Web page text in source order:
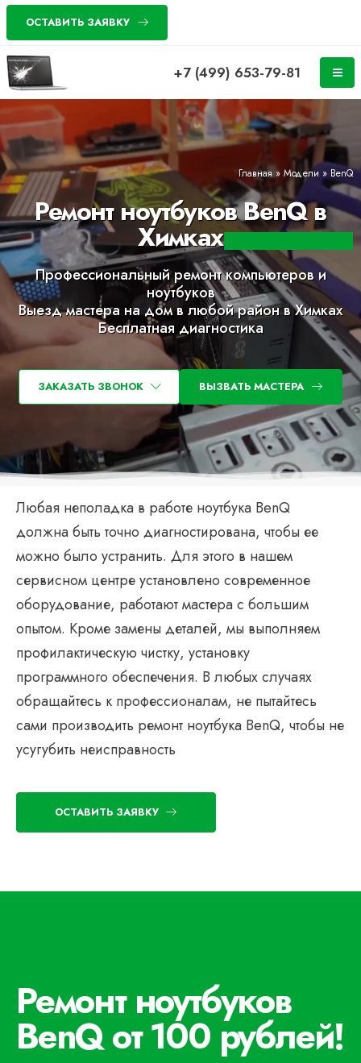
ОСТАВИТЬ ЗАЯВКУ
+7 (499) 653-79-81
Главная » Модели » BenQ
Ремонт ноутбуков BenQ в
Химках
Профессиональный ремонт компьютеров и
ноутбуков
Выезд мастера на дом в любой район в Химках
Бесплатная диагностика
ЗАКАЗАТЬ ЗВОНОК ВЫЗВАТЬ МАСТЕРА
Любая неполадка в работе ноутбука BenQ
должна быть точно диагностирована, чтобы ее
можно было устранить. Для этого в нашем
сервисном центре установлено современное
оборудование, работают мастера с большим
опытом. Кроме замены деталей, мы выполняем
профилактическую чистку, установку
программного обеспечения. В любых случаях
обращайтесь к профессионалам, не пытайтесь
сами производить ремонт ноутбука BenQ, чтобы не
усугубить неисправность
ОСТАВИТЬ ЗАЯВКУ
Ремонт ноутбуков
BenQ от 100 рублей!